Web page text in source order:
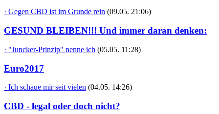
· Gegen CBD ist im Grunde rein (09.05. 21:06)
GESUND BLEIBEN!!! Und immer daran denken:
· "Juncker-Prinzip" nenne ich (05.05. 11:28)
Euro2017
· Ich schaue mir seit vielen (04.05. 14:26)
CBD - legal oder doch nicht?